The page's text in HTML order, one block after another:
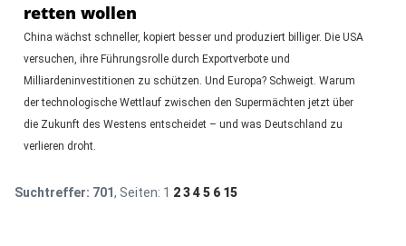
retten wollen
China wächst schneller, kopiert besser und produziert billiger. Die USA
versuchen, ihre Führungsrolle durch Exportverbote und
Milliardeninvestitionen zu schützen. Und Europa? Schweigt. Warum
der technologische Wettlauf zwischen den Supermächten jetzt über
die Zukunft des Westens entscheidet – und was Deutschland zu
verlieren droht.
Suchtreffer: 701, Seiten: 1 2 3 4 5 6 15